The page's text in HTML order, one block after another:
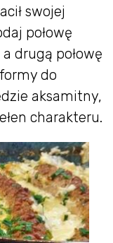
swojej
połowę
drugą połowę
do
aksamitny,
charakteru.